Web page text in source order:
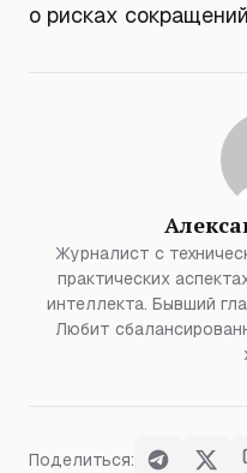
о рисках
Журналист с
практических
интеллекта. Бывший
Любит
Поделиться: